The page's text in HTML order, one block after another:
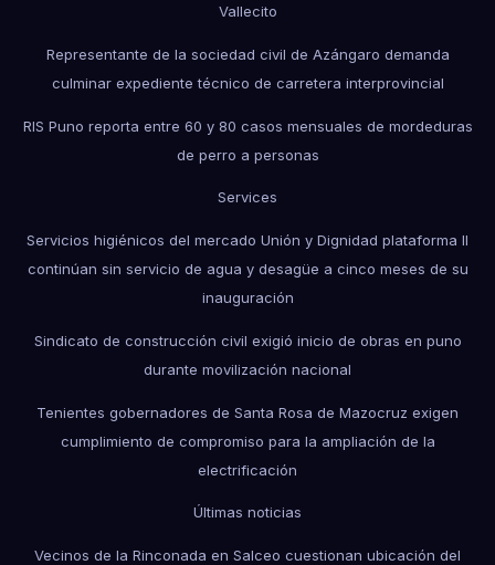
Vallecito
Representante de la sociedad civil de Azángaro demanda
culminar expediente técnico de carretera interprovincial
RIS Puno reporta entre 60 y 80 casos mensuales de mordeduras
de perro a personas
Services
Servicios higiénicos del mercado Unión y Dignidad plataforma II
continúan sin servicio de agua y desagüe a cinco meses de su
inauguración
Sindicato de construcción civil exigió inicio de obras en puno
durante movilización nacional
Tenientes gobernadores de Santa Rosa de Mazocruz exigen
cumplimiento de compromiso para la ampliación de la
electrificación
Últimas noticias
Vecinos de la Rinconada en Salceo cuestionan ubicación del